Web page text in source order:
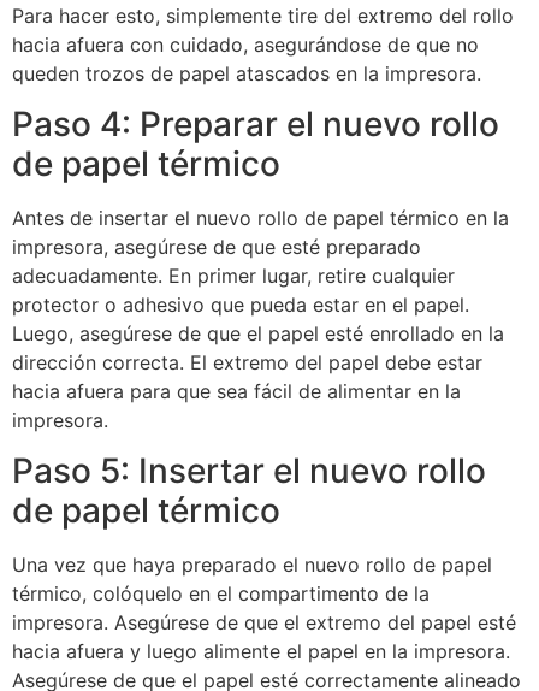
Para hacer esto, simplemente tire del extremo del rollo
hacia afuera con cuidado, asegurándose de que no
queden trozos de papel atascados en la impresora.
Paso 4: Preparar el nuevo rollo
de papel térmico
Antes de insertar el nuevo rollo de papel térmico en la
impresora, asegúrese de que esté preparado
adecuadamente. En primer lugar, retire cualquier
protector o adhesivo que pueda estar en el papel.
Luego, asegúrese de que el papel esté enrollado en la
dirección correcta. El extremo del papel debe estar
hacia afuera para que sea fácil de alimentar en la
impresora.
Paso 5: Insertar el nuevo rollo
de papel térmico
Una vez que haya preparado el nuevo rollo de papel
térmico, colóquelo en el compartimento de la
impresora. Asegúrese de que el extremo del papel esté
hacia afuera y luego alimente el papel en la impresora.
Asegúrese de que el papel esté correctamente alineado